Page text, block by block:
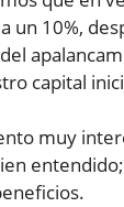
un 10%,
capital
muy